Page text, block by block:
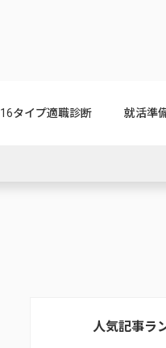
16タイプ適職診断 就活準
人気記事ラ